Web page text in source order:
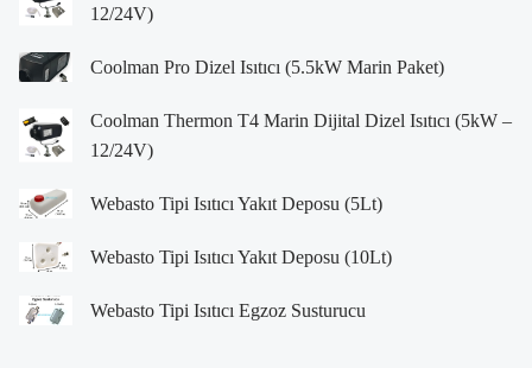
12/24V)
Coolman Pro Dizel Isıtıcı (5.5kW Marin Paket)
Coolman Thermon T4 Marin Dijital Dizel Isıtıcı (5kW –
12/24V)
Webasto Tipi Isıtıcı Yakıt Deposu (5Lt)
Webasto Tipi Isıtıcı Yakıt Deposu (10Lt)
Webasto Tipi Isıtıcı Egzoz Susturucu